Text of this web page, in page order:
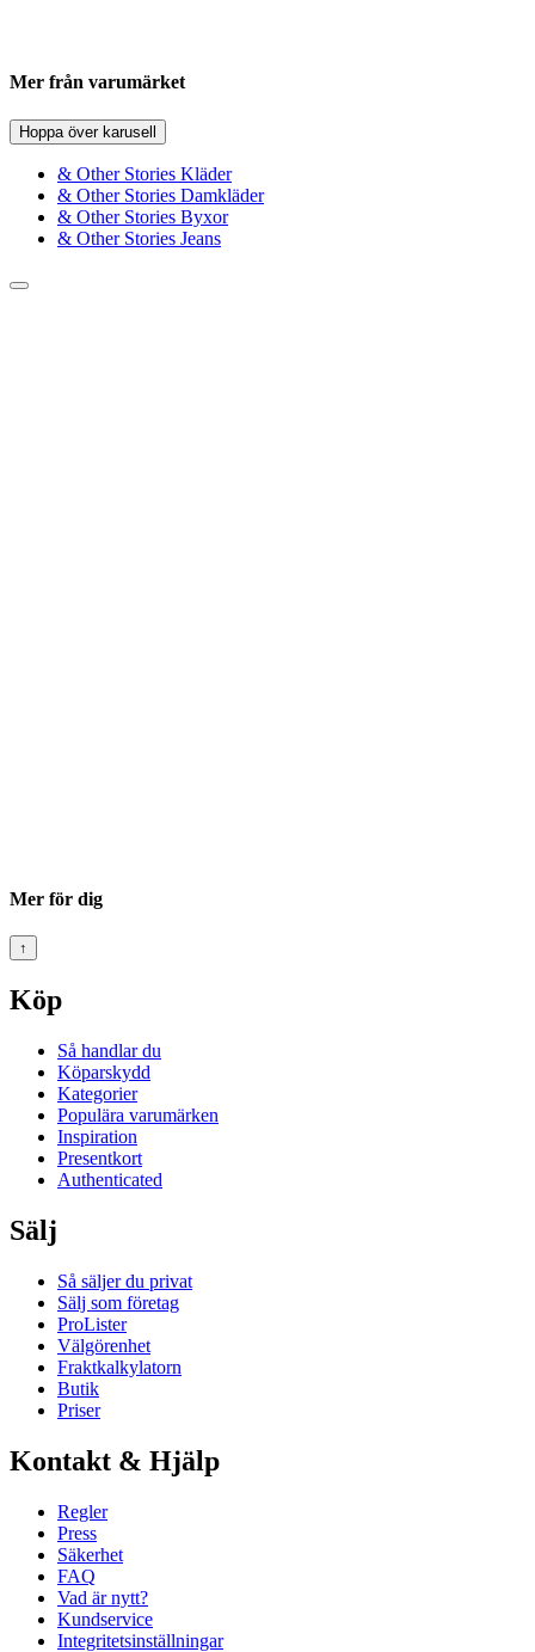
Mer från varumärket
Hoppa över karusell
& Other Stories Kläder
& Other Stories Damkläder
& Other Stories Byxor
& Other Stories Jeans
Mer för dig
↑
Köp
Så handlar du
Köparskydd
Kategorier
Populära varumärken
Inspiration
Presentkort
Authenticated
Sälj
Så säljer du privat
Sälj som företag
ProLister
Välgörenhet
Fraktkalkylatorn
Butik
Priser
Kontakt & Hjälp
Regler
Press
Säkerhet
FAQ
Vad är nytt?
Kundservice
Integritetsinställningar